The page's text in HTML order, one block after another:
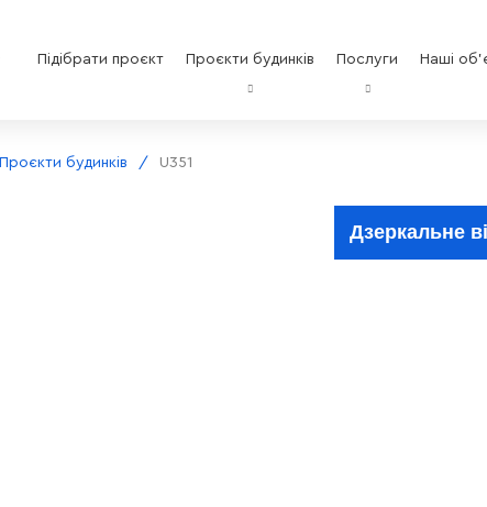
Підібрати проєкт Проєкти будинків Послуги Наші
Проєкти будинків U351
Дзеркальне